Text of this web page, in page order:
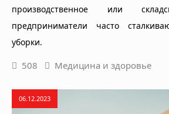
производственное или
предприниматели часто
уборки.
508 Медицина и здоровье
06.12.2023